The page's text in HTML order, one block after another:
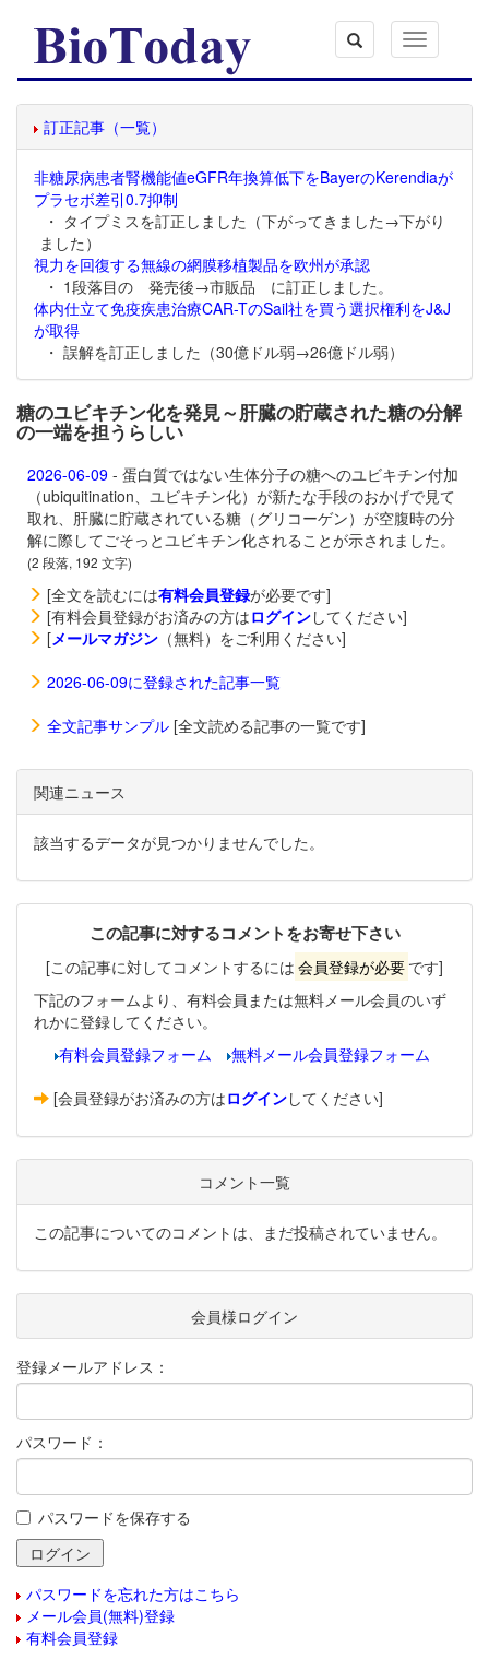
Toggle
navigation
訂正記事（一覧）
非糖尿病患者腎機能値eGFR年換算低下をBayerのKerendiaが
プラセボ差引0.7抑制
・ タイプミスを訂正しました（下がってきました→下がり
ました）
視力を回復する無線の網膜移植製品を欧州が承認
・ 1段落目の 発売後→市販品 に訂正しました。
体内仕立て免疫疾患治療CAR-TのSail社を買う選択権利をJ&J
が取得
・ 誤解を訂正しました（30億ドル弱→26億ドル弱）
糖のユビキチン化を発見～肝臓の貯蔵された糖の分解
の一端を担うらしい
2026-06-09 - 蛋白質ではない生体分子の糖へのユビキチン付加
（ubiquitination、ユビキチン化）が新たな手段のおかげで見て
取れ、肝臓に貯蔵されている糖（グリコーゲン）が空腹時の分
解に際してごそっとユビキチン化されることが示されました。
(2 段落, 192 文字)
[全文を読むには有料会員登録が必要です]
[有料会員登録がお済みの方はログインしてください]
[メールマガジン （無料）をご利用ください]
2026-06-09に登録された記事一覧
全文記事サンプル [全文読める記事の一覧です]
関連ニュース
該当するデータが見つかりませんでした。
この記事に対するコメントをお寄せ下さい
[この記事に対してコメントするには 会員登録が必要 です]
下記のフォームより、有料会員または無料メール会員のいず
れかに登録してください。
有料会員登録フォーム
無料メール会員登録フォーム
[会員登録がお済みの方はログインしてください]
コメント一覧
この記事についてのコメントは、まだ投稿されていません。
会員様ログイン
登録メールアドレス：
パスワード：
パスワードを保存する
パスワードを忘れた方はこちら
メール会員(無料)登録
有料会員登録